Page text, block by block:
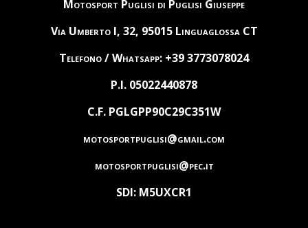
Motosport Puglisi di Puglisi Giuseppe
Via Umberto I, 32, 95015 Linguaglossa CT
Telefono / Whatsapp: +39 3773078024
P.I. 05022440878
C.F. PGLGPP90C29C351W
motosportpuglisi@gmail.com
motosportpuglisi@pec.it
SDI: M5UXCR1